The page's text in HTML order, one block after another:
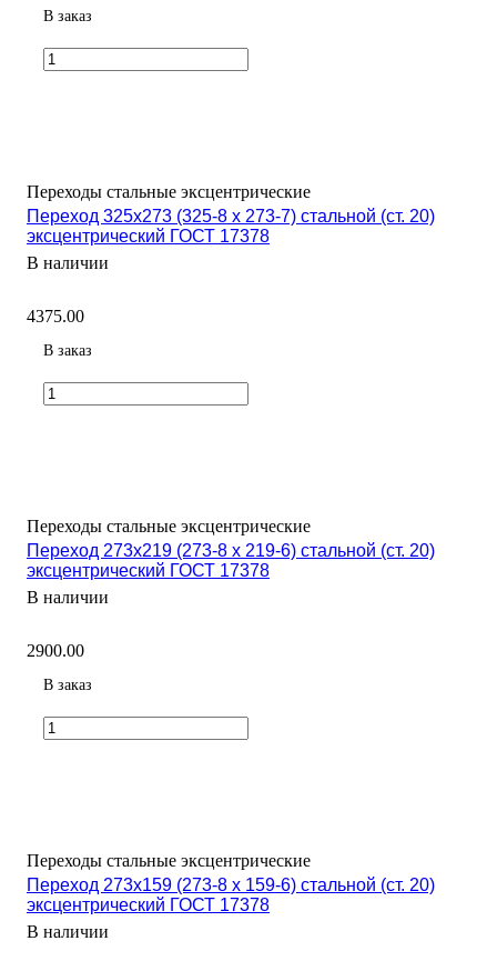
В заказ
Переходы стальные эксцентрические
Переход 325х273 (325-8 х 273-7) стальной (ст. 20)
эксцентрический ГОСТ 17378
В наличии
4375.00
В заказ
Переходы стальные эксцентрические
Переход 273х219 (273-8 х 219-6) стальной (ст. 20)
эксцентрический ГОСТ 17378
В наличии
2900.00
В заказ
Переходы стальные эксцентрические
Переход 273х159 (273-8 х 159-6) стальной (ст. 20)
эксцентрический ГОСТ 17378
В наличии